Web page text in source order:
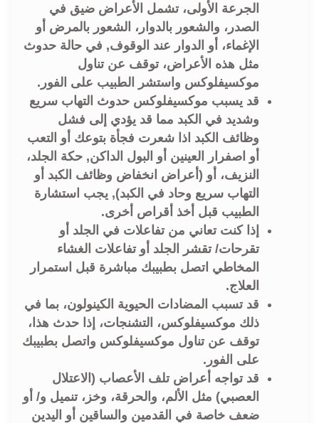
الجرعة الأولى، تشمل الأعراض ضيق في
الصدر، والشعور بالدوار، الشعور بالمرض أو
الإغماء، أو الدوار عند الوقوف, في حالة حدوث
مثل هذه الأعراض، توقف عن تناول
موكسيفلوكس واستشر الطبيب على الفور.
قد يسبب موكسيفلوكس حدوث التهاب سريع
وشديد في الكبد مما قد يؤدي إلى فشل
وظائف الكبد اذا شعرت فجأة بتوعك أو التعب
أو اصفرار العينين أو البول الداكن, حكة الجلد،
النزيف، أو (أعراض انخفاض وظائف الكبد أو
التهاب سريع وحاد في الكبد), يجب استشارة
الطبيب قبل أخذ أقراص أخرى.
إذا كنت تعاني من تفاعلات في الجلد أو
تقرحات/ تقشر الجلد أو تفاعلات الغشاء
المخاطي اتصل بطبيبك مباشرة قبل استمرار
العلاج.
قد تسبب المضادات الحيوية الكينولون، بما في
ذلك موكسيفلوكس، التشنجات، إذا حدث هذا،
توقف عن تناول موكسيفلوكس واتصل بطبيبك
على الفور.
قد تواجه أعراض تلف الأعصاب (الاعتلال
العصبي) مثل الألم، والحرقة، وخز، تنميل و/ أو
ضعف خاصة في القدمين والساقين أو اليدين